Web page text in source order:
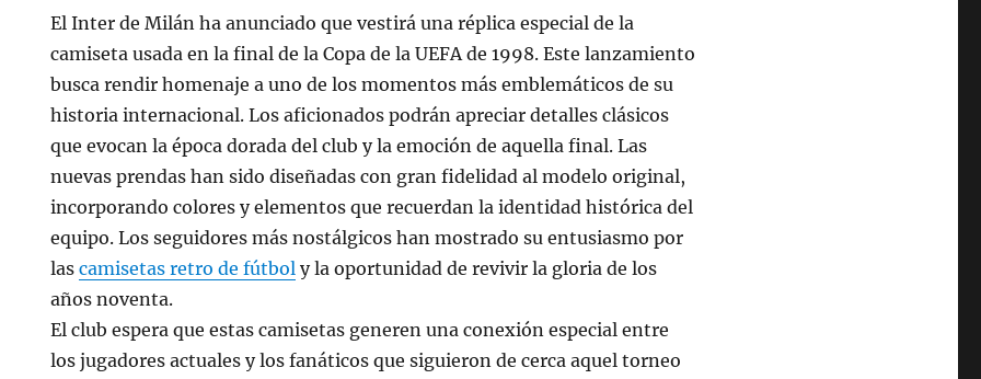
El Inter de Milán ha anunciado que vestirá una réplica especial de la
camiseta usada en la final de la Copa de la UEFA de 1998. Este lanzamiento
busca rendir homenaje a uno de los momentos más emblemáticos de su
historia internacional. Los aficionados podrán apreciar detalles clásicos
que evocan la época dorada del club y la emoción de aquella final. Las
nuevas prendas han sido diseñadas con gran fidelidad al modelo original,
incorporando colores y elementos que recuerdan la identidad histórica del
equipo. Los seguidores más nostálgicos han mostrado su entusiasmo por
lascamisetas retro de fútbol y la oportunidad de revivir la gloria de los
años noventa.
El club espera que estas camisetas generen una conexión especial entre
los jugadores actuales y los fanáticos que siguieron de cerca aquel torneo